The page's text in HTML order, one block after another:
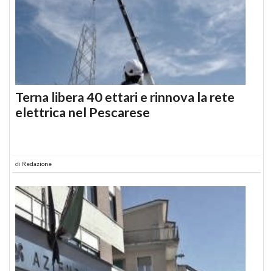
Terna libera 40 ettari e rinnova la rete
elettrica nel Pescarese
di Redazione